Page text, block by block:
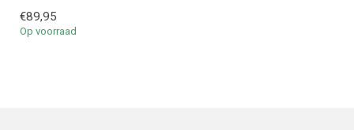
€89,95
Op voorraad